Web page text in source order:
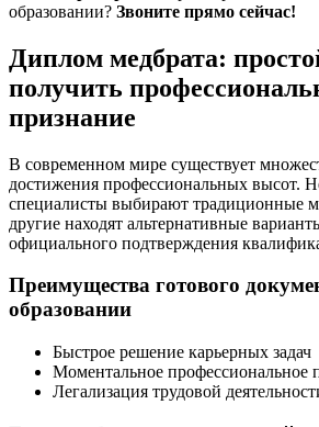
образовании? Звоните прямо сейчас!
Диплом медбрата:
получить
признание
В современном мире существует
достижения профессиональных высот.
специалисты выбирают традиционные
другие находят альтернативные
официального подтверждения
Преимущества готового
образовании
Быстрое решение карьерных задач
Моментальное профессиональное
Легализация трудовой